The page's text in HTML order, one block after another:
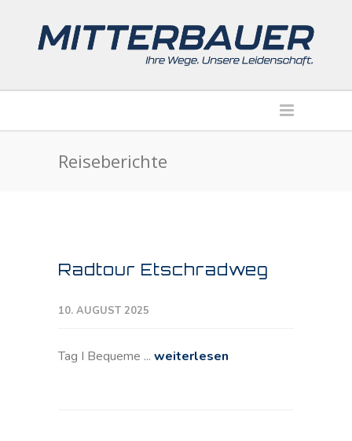
Reiseberichte
Radtour Etschradweg
10. AUGUST 2025
Tag I Bequeme ... weiterlesen